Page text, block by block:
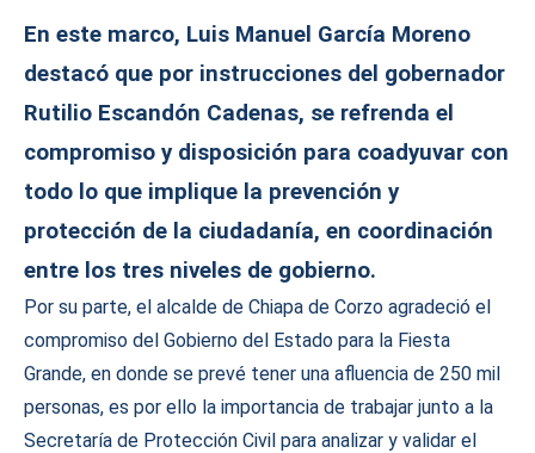
En este marco, Luis Manuel García Moreno
destacó que por instrucciones del gobernador
Rutilio Escandón Cadenas, se refrenda el
compromiso y disposición para coadyuvar con
todo lo que implique la prevención y
protección de la ciudadanía, en coordinación
entre los tres niveles de gobierno.
Por su parte, el alcalde de Chiapa de Corzo agradeció el
compromiso del Gobierno del Estado para la Fiesta
Grande, en donde se prevé tener una afluencia de 250 mil
personas, es por ello la importancia de trabajar junto a la
Secretaría de Protección Civil para analizar y validar el